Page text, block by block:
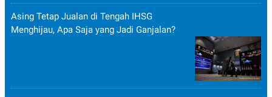
Asing Tetap Jualan di Tengah IHSG
Menghijau, Apa Saja yang Jadi Ganjalan?